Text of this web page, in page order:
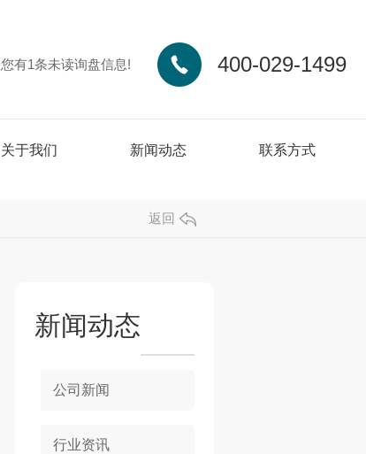
您有1条未读询盘信息! 400-029-1499
关于我们 新闻动态 联系方式
返回
新闻动态
公司新闻
行业资讯